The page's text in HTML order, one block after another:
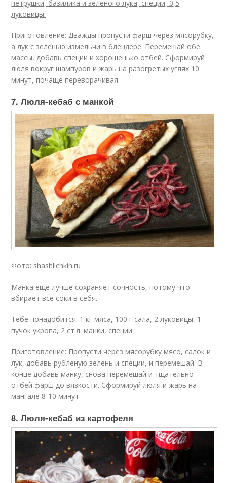
петрушки, базилика и зеленого лука, специи, 0,5
луковицы.
Приготовление: Дважды пропусти фарш через мясорубку,
а лук с зеленью измельчи в блендере. Перемешай обе
массы, добавь специи и хорошенько отбей. Сформируй
люля вокруг шампуров и жарь на разогретых углях 10
минут, почаще переворачивая.
7. Люля-кебаб с манкой
Фото: shashlichkin.ru
Манка еще лучше сохраняет сочность, потому что
вбирает все соки в себя.
Тебе понадобится: 1 кг мяса, 100 г сала, 2 луковицы, 1
пучок укропа, 2 ст.л. манки, специи.
Приготовление: Пропусти через мясорубку мясо, салок и
лук, добавь рубленую зелень и специи, и перемешай. В
конце добавь манку, снова перемешай и тщательно
отбей фарш до вязкости. Сформируй люля и жарь на
мангале 8-10 минут.
8. Люля-кебаб из картофеля